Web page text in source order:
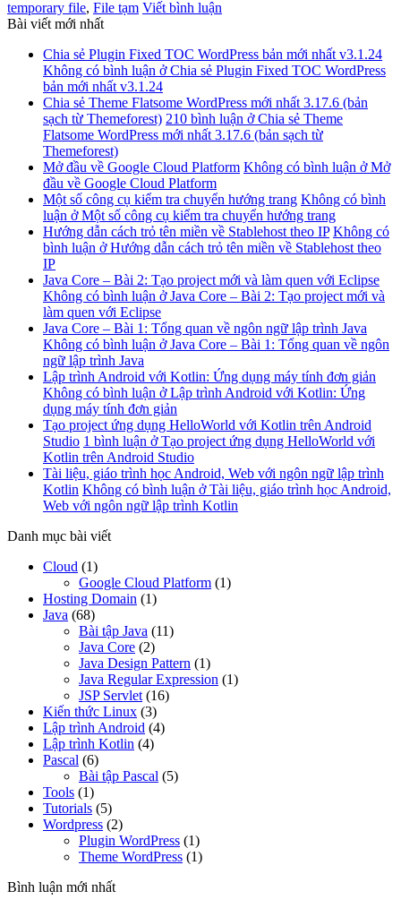
temporary file, File tạm Viết bình luận
Bài viết mới nhất
Chia sẻ Plugin Fixed TOC WordPress bản mới nhất v3.1.24
Không có bình luận ở Chia sẻ Plugin Fixed TOC WordPress
bản mới nhất v3.1.24
Chia sẻ Theme Flatsome WordPress mới nhất 3.17.6 (bản
sạch từ Themeforest) 210 bình luận ở Chia sẻ Theme
Flatsome WordPress mới nhất 3.17.6 (bản sạch từ
Themeforest)
Mở đầu về Google Cloud Platform Không có bình luận ở Mở
đầu về Google Cloud Platform
Một số công cụ kiểm tra chuyển hướng trang Không có bình
luận ở Một số công cụ kiểm tra chuyển hướng trang
Hướng dẫn cách trỏ tên miền về Stablehost theo IP Không có
bình luận ở Hướng dẫn cách trỏ tên miền về Stablehost theo
IP
Java Core – Bài 2: Tạo project mới và làm quen với Eclipse
Không có bình luận ở Java Core – Bài 2: Tạo project mới và
làm quen với Eclipse
Java Core – Bài 1: Tổng quan về ngôn ngữ lập trình Java
Không có bình luận ở Java Core – Bài 1: Tổng quan về ngôn
ngữ lập trình Java
Lập trình Android với Kotlin: Ứng dụng máy tính đơn giản
Không có bình luận ở Lập trình Android với Kotlin: Ứng
dụng máy tính đơn giản
Tạo project ứng dụng HelloWorld với Kotlin trên Android
Studio 1 bình luận ở Tạo project ứng dụng HelloWorld với
Kotlin trên Android Studio
Tài liệu, giáo trình học Android, Web với ngôn ngữ lập trình
Kotlin Không có bình luận ở Tài liệu, giáo trình học Android,
Web với ngôn ngữ lập trình Kotlin
Danh mục bài viết
Cloud (1)
Google Cloud Platform (1)
Hosting Domain (1)
Java (68)
Bài tập Java (11)
Java Core (2)
Java Design Pattern (1)
Java Regular Expression (1)
JSP Servlet (16)
Kiến thức Linux (3)
Lập trình Android (4)
Lập trình Kotlin (4)
Pascal (6)
Bài tập Pascal (5)
Tools (1)
Tutorials (5)
Wordpress (2)
Plugin WordPress (1)
Theme WordPress (1)
Bình luận mới nhất